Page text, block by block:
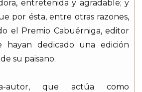
entretenida y agradable; y
por ésta, entre otras razones,
el Premio Cabuérniga, editor
dedicado una edición
su paisano.
autor, que actúa como